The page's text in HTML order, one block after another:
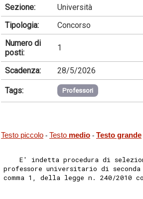
Sezione:
Università
Tipologia:
Concorso
Numero di
posti:
1
Scadenza: 28/5/2026
Tags: Professori
Testo piccolo - Testo medio - Testo grande
E' indetta procedura di
professore universitario di
comma 1, della legge n. 240/